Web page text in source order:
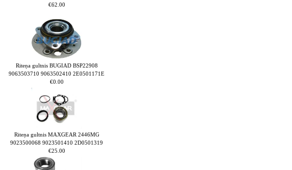
€62.00
Riteņa gultnis BUGIAD BSP22908
9063503710 9063502410 2E0501171E
€0.00
Riteņa gultnis MAXGEAR 2446MG
9023500068 9023501410 2D0501319
€25.00